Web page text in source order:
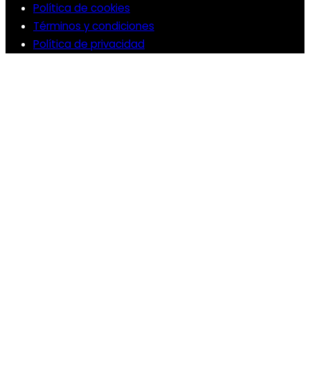
Política de cookies
Términos y condiciones
Política de privacidad